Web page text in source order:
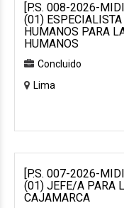
[P.S. 008-2026-
(01) ESPECIALISTA
HUMANOS PARA
HUMANOS
Concluido
Lima
[P.S. 007-2026-
(01) JEFE/A PARA
CAJAMARCA